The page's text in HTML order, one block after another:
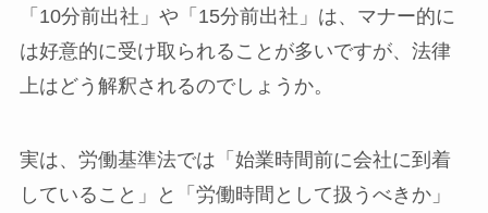
「10分前出社」や「15分前出社」は、マナー的に
は好意的に受け取られることが多いですが、法律
上はどう解釈されるのでしょうか。
実は、労働基準法では「始業時間前に会社に到着
していること」と「労働時間として扱うべきか」